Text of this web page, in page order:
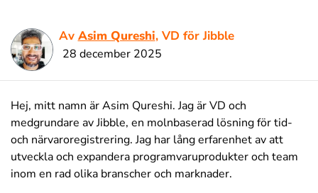
Av Asim Qureshi, VD för Jibble
28 december 2025
Hej, mitt namn är Asim Qureshi. Jag är VD och
medgrundare av Jibble, en molnbaserad lösning för tid-
och närvaroregistrering. Jag har lång erfarenhet av att
utveckla och expandera programvaruprodukter och team
inom en rad olika branscher och marknader.